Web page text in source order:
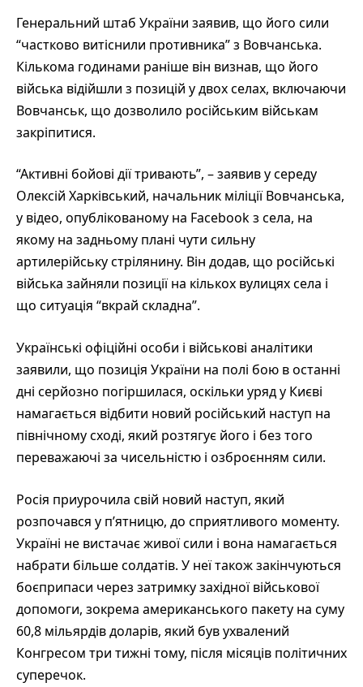
Генеральний штаб України заявив, що його сили
“частково витіснили противника” з Вовчанська.
Кількома годинами раніше він визнав, що його
війська відійшли з позицій у двох селах, включаючи
Вовчанськ, що дозволило російським військам
закріпитися.
“Активні бойові дії тривають”, – заявив у середу
Олексій Харківський, начальник міліції Вовчанська,
у відео, опублікованому на Facebook з села, на
якому на задньому плані чути сильну
артилерійську стрілянину. Він додав, що російські
війська зайняли позиції на кількох вулицях села і
що ситуація “вкрай складна”.
Українські офіційні особи і військові аналітики
заявили, що позиція України на полі бою в останні
дні серйозно погіршилася, оскільки уряд у Києві
намагається відбити новий російський наступ на
північному сході, який розтягує його і без того
переважаючі за чисельністю і озброєнням сили.
Росія приурочила свій новий наступ, який
розпочався у п’ятницю, до сприятливого моменту.
Україні не вистачає живої сили і вона намагається
набрати більше солдатів. У неї також закінчуються
боєприпаси через затримку західної військової
допомоги, зокрема американського пакету на суму
60,8 мільярдів доларів, який був ухвалений
Конгресом три тижні тому, після місяців політичних
суперечок.